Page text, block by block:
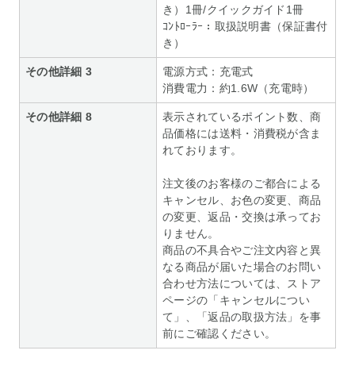
き）1冊/クイックガイド1冊
ｺﾝﾄﾛｰﾗｰ：取扱説明書（保証書付
き）
その他詳細 3
電源方式：充電式
消費電力：約1.6W（充電時）
その他詳細 8
表示されているポイント数、商
品価格には送料・消費税が含ま
れております。
注文後のお客様のご都合による
キャンセル、お色の変更、商品
の変更、返品・交換は承ってお
りません。
商品の不具合やご注文内容と異
なる商品が届いた場合のお問い
合わせ方法については、ストア
ページの「キャンセルについ
て」、「返品の取扱方法」を事
前にご確認ください。